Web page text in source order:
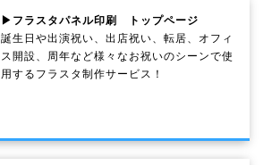
▶フラスタパネル印刷 トップページ
誕生日や出演祝い、出店祝い、転居、オフィ
ス開設、周年など様々なお祝いのシーンで使
用するフラスタ制作サービス！